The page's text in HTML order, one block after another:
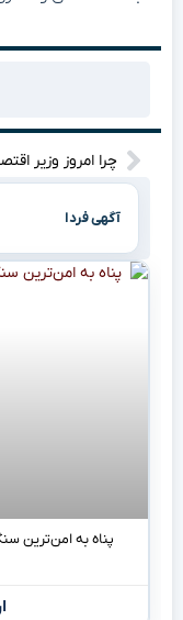
آگهی فردا
پناه به امن‌ترین